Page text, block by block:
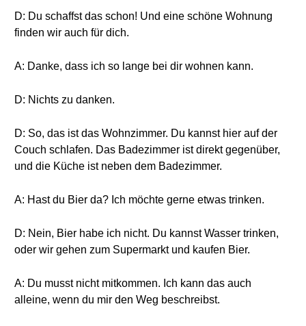
D: Du schaffst das schon! Und eine schöne Wohnung
finden wir auch für dich.
A: Danke, dass ich so lange bei dir wohnen kann.
D: Nichts zu danken.
D: So, das ist das Wohnzimmer. Du kannst hier auf der
Couch schlafen. Das Badezimmer ist direkt gegenüber,
und die Küche ist neben dem Badezimmer.
A: Hast du Bier da? Ich möchte gerne etwas trinken.
D: Nein, Bier habe ich nicht. Du kannst Wasser trinken,
oder wir gehen zum Supermarkt und kaufen Bier.
A: Du musst nicht mitkommen. Ich kann das auch
alleine, wenn du mir den Weg beschreibst.